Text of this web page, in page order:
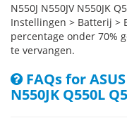
N550J N550JV N550JK
Instellingen > Batterij >
percentage onder 70%
te vervangen.
FAQs for
N550JK Q550L